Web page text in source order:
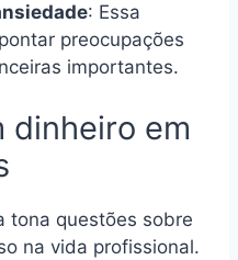
: Essa
preocupações
importantes.
dinheiro em
tona questões sobre
na vida profissional.